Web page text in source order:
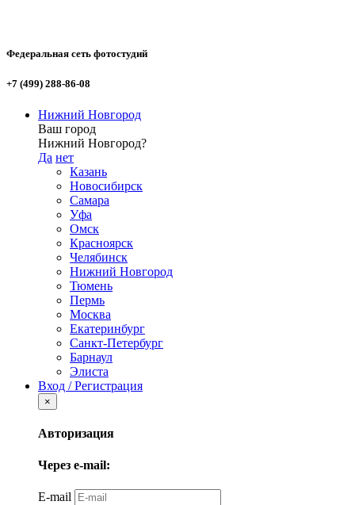
Федеральная сеть фотостудий
+7 (499) 288-86-08
Нижний Новгород
Ваш город
Нижний Новгород?
Да нет
Казань
Новосибирск
Самара
Уфа
Омск
Красноярск
Челябинск
Нижний Новгород
Тюмень
Пермь
Москва
Екатеринбург
Санкт-Петербург
Барнаул
Элиста
Вход / Регистрация
×
Авторизация
Через e-mail:
E-mail